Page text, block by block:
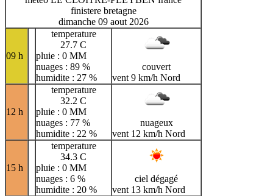
finistere bretagne
dimanche 09 aout 2026
09 h
temperature
27.7 C
pluie : 0 MM
nuages : 89 %
humidite : 27 %
couvert
vent 9 km/h Nord
12 h
temperature
32.2 C
pluie : 0 MM
nuages : 77 %
humidite : 22 %
nuageux
vent 12 km/h Nord
15 h
temperature
34.3 C
pluie : 0 MM
nuages : 6 %
humidite : 20 %
ciel dégagé
vent 13 km/h Nord